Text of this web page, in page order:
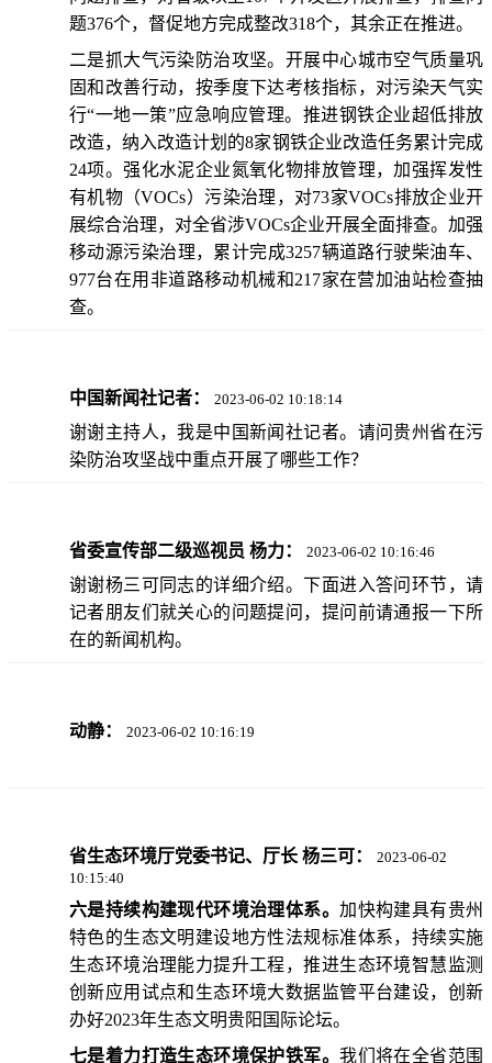
题376个，督促地方完成整改318个，其余正在推进。
二是抓大气污染防治攻坚。开展中心城市空气质量巩
固和改善行动，按季度下达考核指标，对污染天气实
行“一地一策”应急响应管理。推进钢铁企业超低排放
改造，纳入改造计划的8家钢铁企业改造任务累计完成
24项。强化水泥企业氮氧化物排放管理，加强挥发性
有机物（VOCs）污染治理，对73家VOCs排放企业开
展综合治理，对全省涉VOCs企业开展全面排查。加强
移动源污染治理，累计完成3257辆道路行驶柴油车、
977台在用非道路移动机械和217家在营加油站检查抽
查。
中国新闻社记者： 2023-06-02 10:18:14
谢谢主持人，我是中国新闻社记者。请问贵州省在污
染防治攻坚战中重点开展了哪些工作？
省委宣传部二级巡视员 杨力： 2023-06-02 10:16:46
谢谢杨三可同志的详细介绍。下面进入答问环节，请
记者朋友们就关心的问题提问，提问前请通报一下所
在的新闻机构。
动静： 2023-06-02 10:16:19
省生态环境厅党委书记、厅长 杨三可：
2023-06-02
10:15:40
六是持续构建现代环境治理体系。加快构建具有贵州
特色的生态文明建设地方性法规标准体系，持续实施
生态环境治理能力提升工程，推进生态环境智慧监测
创新应用试点和生态环境大数据监管平台建设，创新
办好2023年生态文明贵阳国际论坛。
七是着力打造生态环境保护铁军。我们将在全省范围